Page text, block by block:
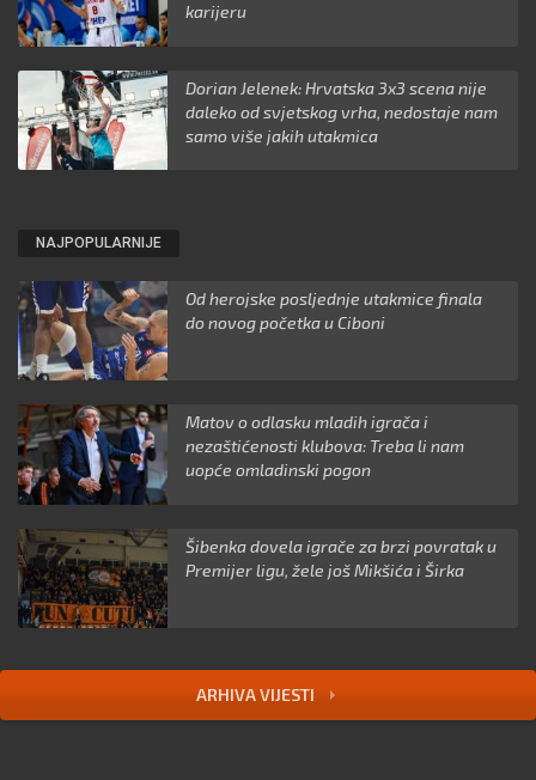
karijeru
Dorian Jelenek: Hrvatska 3x3 scena nije
daleko od svjetskog vrha, nedostaje nam
samo više jakih utakmica
NAJPOPULARNIJE
Od herojske posljednje utakmice finala
do novog početka u Ciboni
Matov o odlasku mladih igrača i
nezaštićenosti klubova: Treba li nam
uopće omladinski pogon
Šibenka dovela igrače za brzi povratak u
Premijer ligu, žele još Mikšića i Širka
ARHIVA VIJESTI